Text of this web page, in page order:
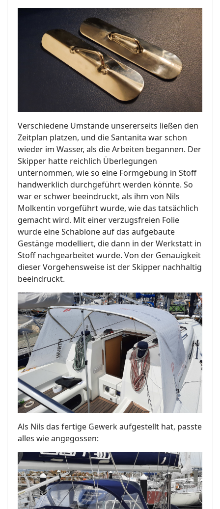
Verschiedene Umstände unsererseits ließen den
Zeitplan platzen, und die Santanita war schon
wieder im Wasser, als die Arbeiten begannen. Der
Skipper hatte reichlich Überlegungen
unternommen, wie so eine Formgebung in Stoff
handwerklich durchgeführt werden könnte. So
war er schwer beeindruckt, als ihm von Nils
Molkentin vorgeführt wurde, wie das tatsächlich
gemacht wird. Mit einer verzugsfreien Folie
wurde eine Schablone auf das aufgebaute
Gestänge modelliert, die dann in der Werkstatt in
Stoff nachgearbeitet wurde. Von der Genauigkeit
dieser Vorgehensweise ist der Skipper nachhaltig
beeindruckt.
Als Nils das fertige Gewerk aufgestellt hat, passte
alles wie angegossen: